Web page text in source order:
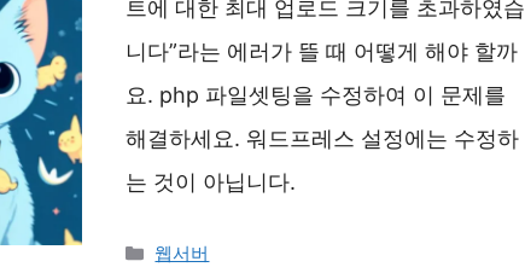
트에 대한 최대 업로드 크기를 초과하였습
니다”라는 에러가 뜰 때 어떻게 해야 할까
요. php 파일셋팅을 수정하여 이 문제를
해결하세요. 워드프레스 설정에는 수정하
는 것이 아닙니다.
카
웹서버